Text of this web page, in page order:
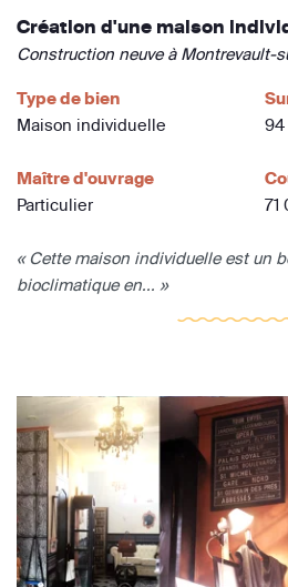
Création d'une maison
Construction neuve à Montrevault-
Type de bien
Maison individuelle
94
Maître d'ouvrage
Particulier
71
« Cette maison individuelle est un
bioclimatique en... »